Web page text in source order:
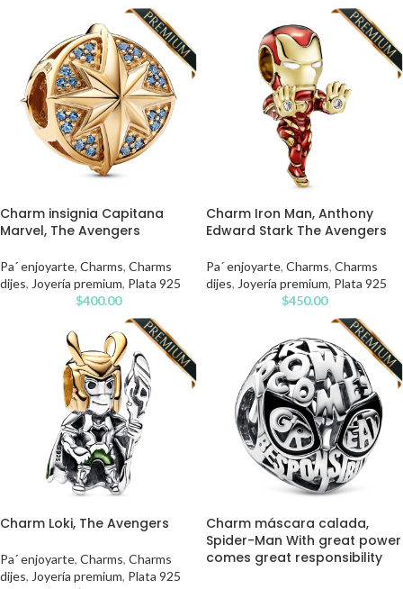
Charm insignia Capitana
Marvel, The Avengers
Pa´ enjoyarte, Charms, Charms
dijes, Joyería premium, Plata 925
$400.00
Charm Iron Man, Anthony
Edward Stark The Avengers
Pa´ enjoyarte, Charms, Charms
dijes, Joyería premium, Plata 925
$450.00
Charm Loki, The Avengers
Pa´ enjoyarte, Charms, Charms
dijes, Joyería premium, Plata 925
Charm máscara calada,
Spider-Man With great power
comes great responsibility